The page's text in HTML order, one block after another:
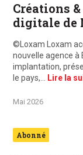
Créations
digitale de
©Loxam Loxam
nouvelle agence à
implantation,
le pays,…
Lire la
Mai 2026
Abonné